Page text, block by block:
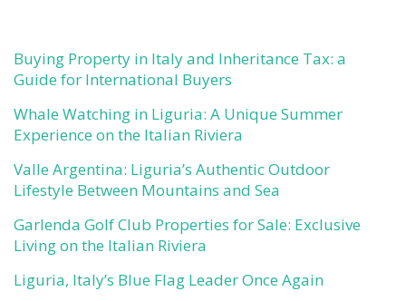
Buying Property in Italy and Inheritance Tax: a
Guide for International Buyers
Whale Watching in Liguria: A Unique Summer
Experience on the Italian Riviera
Valle Argentina: Liguria’s Authentic Outdoor
Lifestyle Between Mountains and Sea
Garlenda Golf Club Properties for Sale: Exclusive
Living on the Italian Riviera
Liguria, Italy’s Blue Flag Leader Once Again